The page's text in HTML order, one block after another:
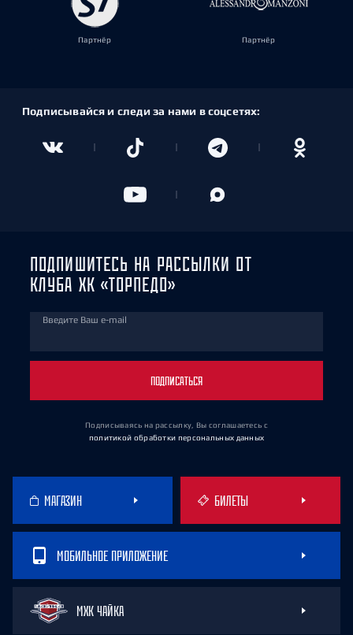
Партнёр Партнёр
Подписывайся и следи за нами в соцсетях:
ПОДПИШИТЕСЬ НА РАССЫЛКИ ОТ
КЛУБА ХК «ТОРПЕДО»
Введите Ваш e-mail
ПОДПИСАТЬСЯ
Подписываясь на рассылку, Вы соглашаетесь с
политикой обработки персональных данных
МАГАЗИН БИЛЕТЫ
МОБИЛЬНОЕ ПРИЛОЖЕНИЕ
МХК ЧАЙКА